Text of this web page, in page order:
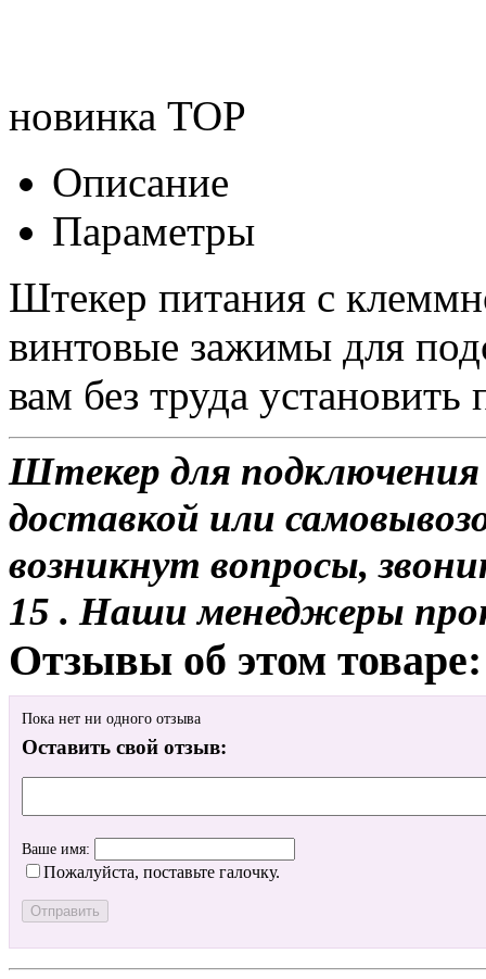
новинка TOP
Описание
Параметры
Штекер питания с
винтовые зажимы для
вам без труда
Штекер для
доставкой или
возникнут вопросы,
15 . Наши менеджеры
Отзывы об этом товаре:
Пока нет ни одного отзыва
Оставить свой отзыв:
Ваше имя:
Пожалуйста, поставьте галочку.